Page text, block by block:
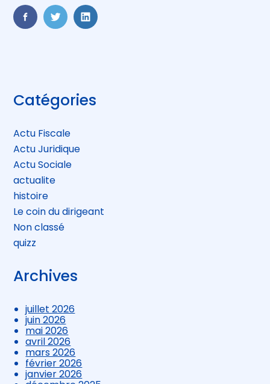
FaceBook
TwitterLinkedIn
Blog
sidebar
Catégories
Actu Fiscale
Actu Juridique
Actu Sociale
actualite
histoire
Le coin du dirigeant
Non classé
quizz
Archives
juillet 2026
juin 2026
mai 2026
avril 2026
mars 2026
février 2026
janvier 2026